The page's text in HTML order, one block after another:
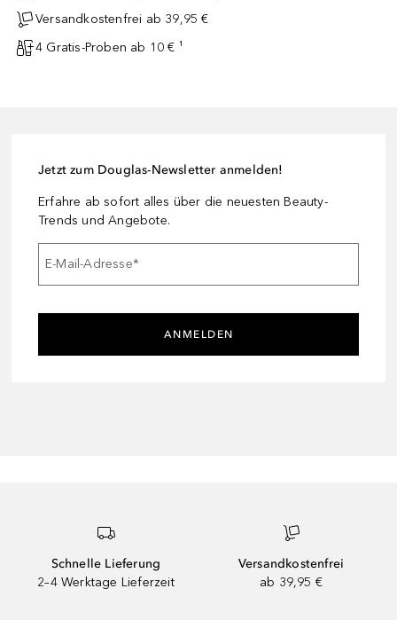
Versandkostenfrei ab 39,95 €
4 Gratis-Proben ab 10 € ¹
Jetzt zum Douglas-Newsletter anmelden!
Erfahre ab sofort alles über die neuesten Beauty-
Trends und Angebote.
E-Mail-Adresse*
ANMELDEN
Schnelle Lieferung
2–4 Werktage Lieferzeit
Versandkostenfrei
ab 39,95 €